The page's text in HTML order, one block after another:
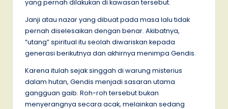
yang pernah dilakukan di kawasan tersebut.
Janji atau nazar yang dibuat pada masa lalu tidak
pernah diselesaikan dengan benar. Akibatnya,
“utang” spiritual itu seolah diwariskan kepada
generasi berikutnya dan akhirnya menimpa Gendis.
Karena itulah sejak singgah di warung misterius
dalam hutan, Gendis menjadi sasaran utama
gangguan gaib. Roh-roh tersebut bukan
menyerangnya secara acak, melainkan sedang